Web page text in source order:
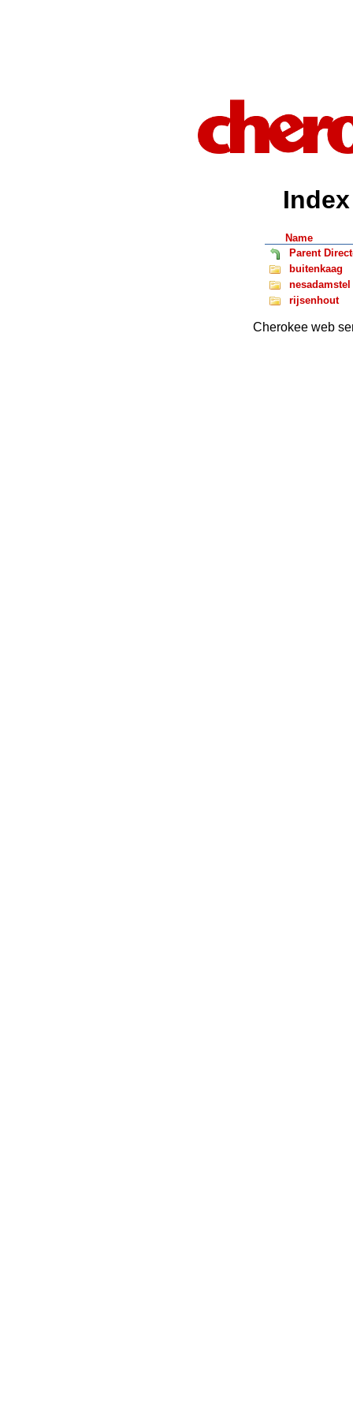
Name
Parent
buitenkaag
nesadamstel
rijsenhout
Cherokee web